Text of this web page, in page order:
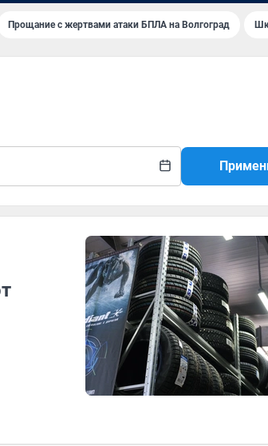
Прощание с жертвами атаки БПЛА на Волгоград